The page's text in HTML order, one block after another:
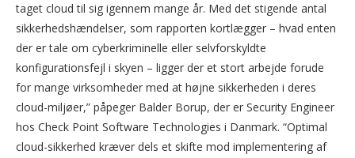
taget cloud til sig igennem mange år. Med det stigende antal
sikkerhedshændelser, som rapporten kortlægger – hvad enten
der er tale om cyberkriminelle eller selvforskyldte
konfigurationsfejl i skyen – ligger der et stort arbejde forude
for mange virksomheder med at højne sikkerheden i deres
cloud-miljøer,” påpeger Balder Borup, der er Security Engineer
hos Check Point Software Technologies i Danmark. “Optimal
cloud-sikkerhed kræver dels et skifte mod implementering af